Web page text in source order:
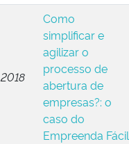
2018
Como
simplificar e
agilizar o
processo de
abertura de
empresas?: o
caso do
Empreenda Fácil